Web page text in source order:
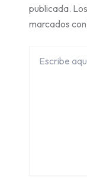
publicada.
marcados con
aquí...